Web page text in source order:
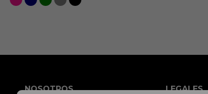
NOSOTROS LEGALES